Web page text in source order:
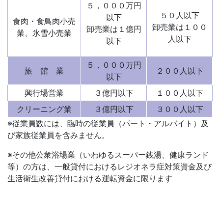
食肉・食鳥肉小売
業、氷雪小売業
５，０００万円
以下
卸売業は１億円
以下
５０人以下
卸売業は１００
人以下
旅 館 業
５，０００万円
以下
２００人以下
興行場営業 ３億円以下
１００人以下
クリーニング業
３億円以下
３００人以下
※従業員数には、臨時の従業員（パート・アルバイト）及
び家族従業員を含みません。
※その他公衆浴場業（いわゆるスーパー銭湯、健康ランド
等）の方は、一般貸付におけるレジオネラ症対策資金及び
生活衛生改善貸付における運転資金に限ります